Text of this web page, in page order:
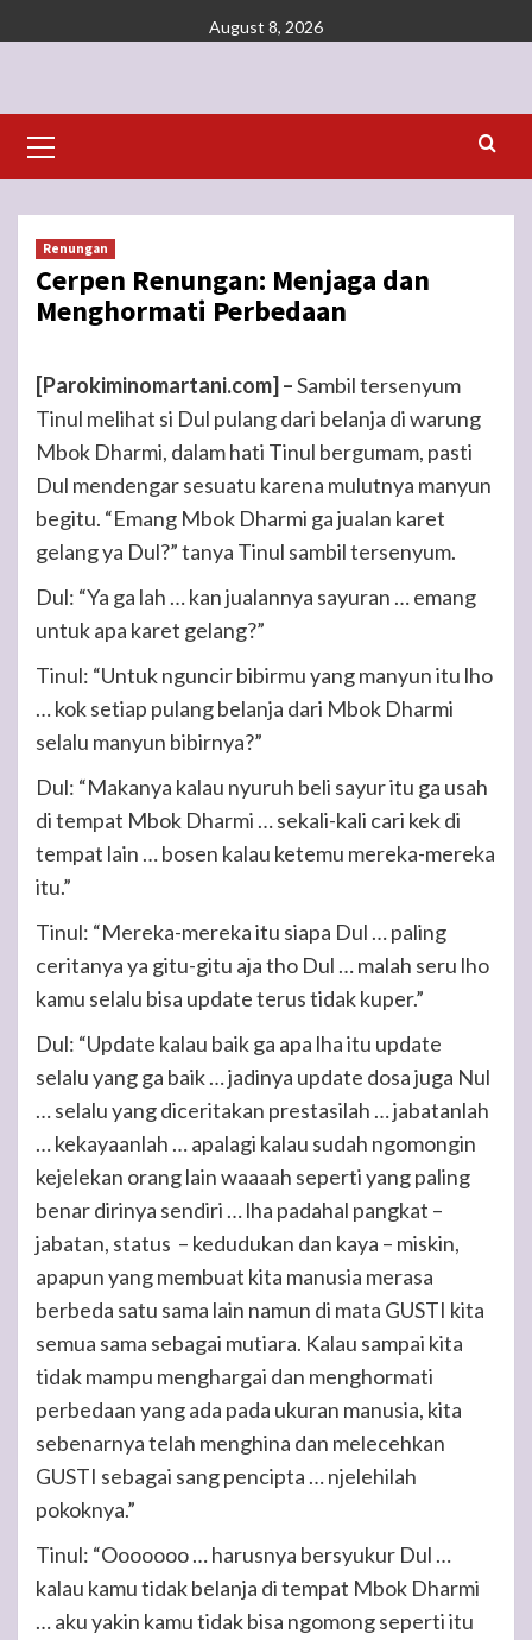
to
August 8, 2026
Menu
Renungan
Cerpen Renungan: Menjaga dan
Menghormati Perbedaan
[Parokiminomartani.com] –Sambil tersenyum
Tinul melihat si Dul pulang dari belanja di warung
Mbok Dharmi, dalam hati Tinul bergumam, pasti
Dul mendengar sesuatu karena mulutnya manyun
begitu. “Emang Mbok Dharmi ga jualan karet
gelang ya Dul?” tanya Tinul sambil tersenyum.
Dul: “Ya ga lah … kan jualannya sayuran … emang
untuk apa karet gelang?”
Tinul: “Untuk nguncir bibirmu yang manyun itu lho
… kok setiap pulang belanja dari Mbok Dharmi
selalu manyun bibirnya?”
Dul: “Makanya kalau nyuruh beli sayur itu ga usah
di tempat Mbok Dharmi … sekali-kali cari kek di
tempat lain … bosen kalau ketemu mereka-mereka
itu.”
Tinul: “Mereka-mereka itu siapa Dul … paling
ceritanya ya gitu-gitu aja tho Dul … malah seru lho
kamu selalu bisa update terus tidak kuper.”
Dul: “Update kalau baik ga apa lha itu update
selalu yang ga baik … jadinya update dosa juga Nul
… selalu yang diceritakan prestasilah … jabatanlah
… kekayaanlah … apalagi kalau sudah ngomongin
kejelekan orang lain waaaah seperti yang paling
benar dirinya sendiri … lha padahal pangkat –
jabatan, status – kedudukan dan kaya – miskin,
apapun yang membuat kita manusia merasa
berbeda satu sama lain namun di mata GUSTI kita
semua sama sebagai mutiara. Kalau sampai kita
tidak mampu menghargai dan menghormati
perbedaan yang ada pada ukuran manusia, kita
sebenarnya telah menghina dan melecehkan
GUSTI sebagai sang pencipta … njelehilah
pokoknya.”
Tinul: “Ooooooo … harusnya bersyukur Dul …
kalau kamu tidak belanja di tempat Mbok Dharmi
… aku yakin kamu tidak bisa ngomong seperti itu